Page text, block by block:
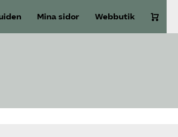
Mina sidor Webbutik